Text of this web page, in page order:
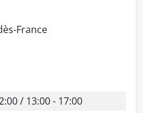
France
/ 13:00 - 17:00